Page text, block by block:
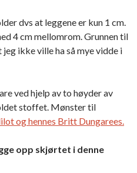
dvs at leggene er kun 1 cm.
4 cm mellomrom. Grunnen til
ikke ville ha så mye vidde i
ved hjelp av to høyder av
stoffet. Mønster til
og hennes Britt Dungarees.
opp skjørtet i denne